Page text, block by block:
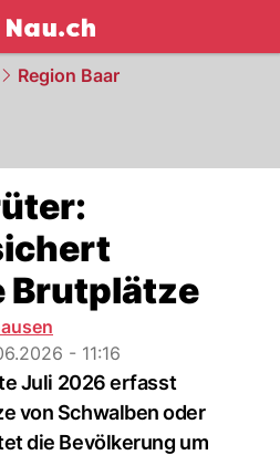
NAU.ch
Region Baar
Brutplätze
- 11:16
Juli 2026 erfasst
von Schwalben oder
die Bevölkerung um